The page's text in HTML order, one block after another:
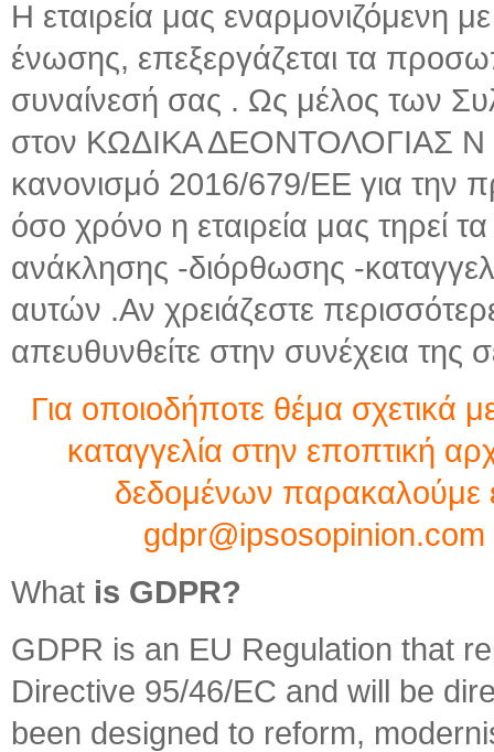
Η εταιρεία μας εναρμονιζόμενη
ένωσης, επεξεργάζεται τα
συναίνεσή σας . Ως μέλος των
στον ΚΩΔΙΚΑ ΔΕΟΝΤΟΛΟΓΙΑΣ N
κανονισμό 2016/679/ΕΕ για την
όσο χρόνο η εταιρεία μας τηρεί
ανάκλησης -διόρθωσης -
αυτών .Αν χρειάζεστε
απευθυνθείτε στην συνέχεια της
Για οποιοδήποτε θέμα σχετικά
καταγγελία στην εποπτική
δεδομένων παρακαλούμε
gdpr@ipsosopinion.com
What is GDPR?
GDPR is an EU Regulation that
Directive 95/46/EC and will be
been designed to reform,